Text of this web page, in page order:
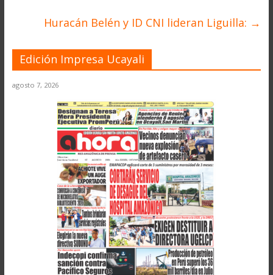
Huracán Belén y ID CNI lideran Liguilla: →
Edición Impresa Ucayali
agosto 7, 2026